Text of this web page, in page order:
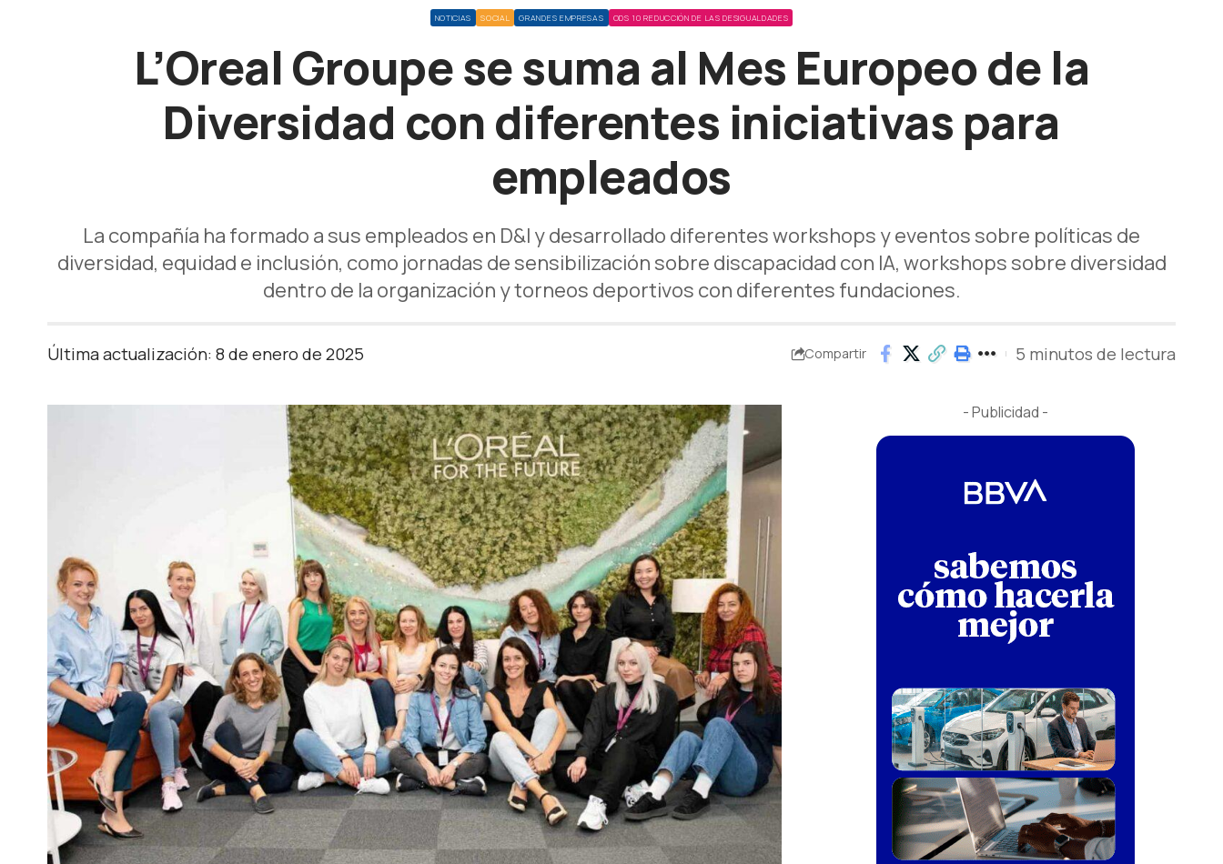
NOTICIAS SOCIAL GRANDES EMPRESAS ODS 10 REDUCCIÓN DE LAS DESIGUALDADES
L’Oreal Groupe se suma al Mes Europeo de la
Diversidad con diferentes iniciativas para
empleados
La compañía ha formado a sus empleados en D&I y desarrollado diferentes workshops y eventos sobre políticas de
diversidad, equidad e inclusión, como jornadas de sensibilización sobre discapacidad con IA, workshops sobre diversidad
dentro de la organización y torneos deportivos con diferentes fundaciones.
Última actualización: 8 de enero de 2025 Compartir 5 minutos de lectura
- Publicidad -